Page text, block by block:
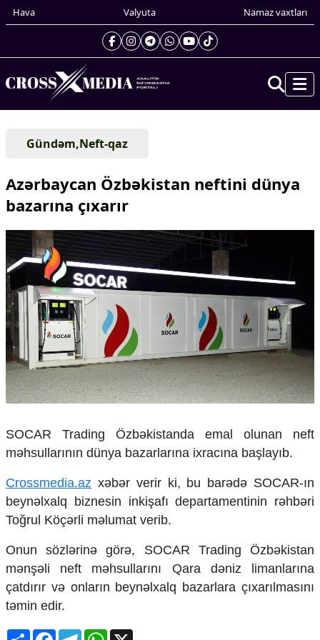
Hava Valyuta Namaz vaxtları
Gündəm
Xarici xəbərlər
Cənubi Qafqaz
Yaxın Şərq
Avropa
Amerika
Asiya
Afrika
Çarpaz baxış
Təhlil
Siyasi
Geosiyasi
İqtisadi
Araşdırma
Multimedia
Foto
Video
İnfoqrafika
Humanitar
Elm və təhsil
Mədəniyyət
Yüksəliş hekayəsi
Gündəm,Neft-qaz
Azərbaycan Özbəkistan neftini dünya
bazarına çıxarır
SOCAR Trading Özbəkistanda emal olunan neft
məhsullarının dünya bazarlarına ixracına başlayıb.
Crossmedia.az xəbər verir ki, bu barədə SOCAR-ın
beynəlxalq biznesin inkişafı departamentinin rəhbəri
Toğrul Köçərli məlumat verib.
Onun sözlərinə görə, SOCAR Trading Özbəkistan
mənşəli neft məhsullarını Qara dəniz limanlarına
çatdırır və onların beynəlxalq bazarlara çıxarılmasını
təmin edir.
ShareFacebookTelegramWhatsApp